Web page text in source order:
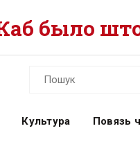
было
Культура Повязь